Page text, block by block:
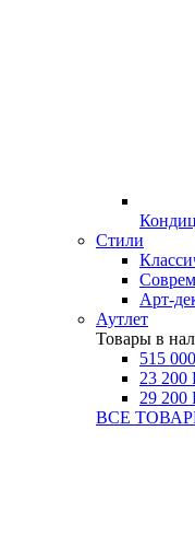
Стили
Арт-
Аутлет
Товары в
515
23 200
29 200
ВСЕ